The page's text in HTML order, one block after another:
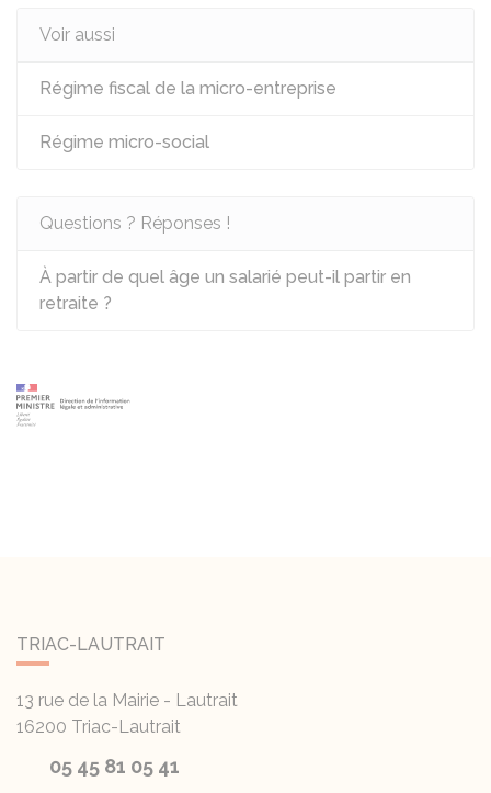
Voir aussi
Régime fiscal de la micro-entreprise
Régime micro-social
Questions ? Réponses !
À partir de quel âge un salarié peut-il partir en
retraite ?
TRIAC-LAUTRAIT
13 rue de la Mairie - Lautrait
16200 Triac-Lautrait
05 45 81 05 41